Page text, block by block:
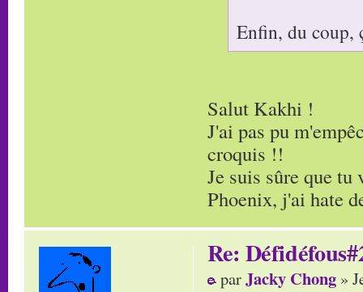
Enfin, du coup,
Salut Kakhi !
J'ai pas pu
croquis !!
Je suis sûre que tu
Phoenix, j'ai hate
Re:
parJacky Chong »